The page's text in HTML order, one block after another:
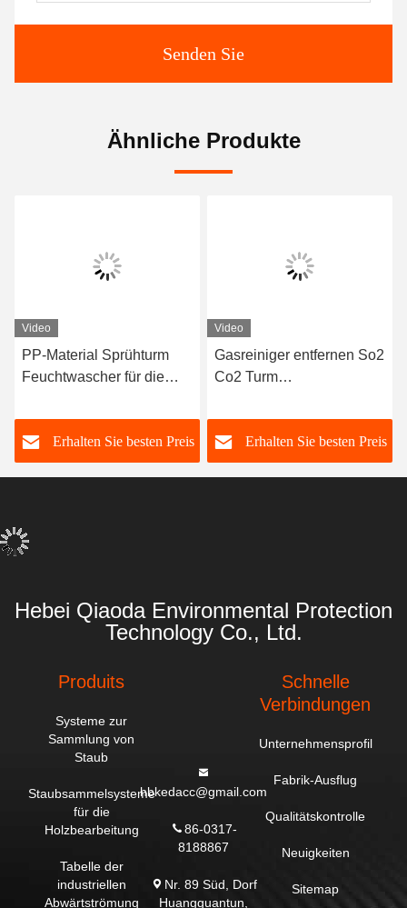
Senden Sie
Ähnliche Produkte
Video
PP-Material Sprühturm
Feuchtwascher für die
Abgasabsorptionsturm
Erhalten Sie besten Preis
Video
Gasreiniger entfernen So2
Co2 Turm
verpacktes Bett nasse
Reiniger für die
Abwasserindustrie
Erhalten Sie besten Preis
Hebei Qiaoda Environmental Protection
Technology Co., Ltd.
Produits
Systeme zur
Sammlung von
Staub
Staubsammelsysteme
für die
Holzbearbeitung
Tabelle der
industriellen
Abwärtströmung
hbkedacc@gmail.com
86-0317-
8188867
Nr. 89 Süd, Dorf
Huangguantun,
Schnelle
Verbindungen
Unternehmensprofil
Fabrik-Ausflug
Qualitätskontrolle
Neuigkeiten
Sitemap